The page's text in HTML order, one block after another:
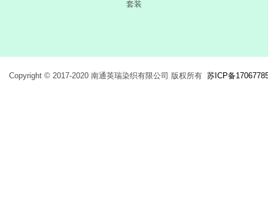
套装
Copyright © 2017-2020 南通英瑞染织有限公司 版权所有 苏ICP备